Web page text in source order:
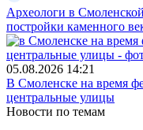
Археологи в
постройки каменного
05.08.2026 14:21
В Смоленске на время
центральные улицы
Новости по темам